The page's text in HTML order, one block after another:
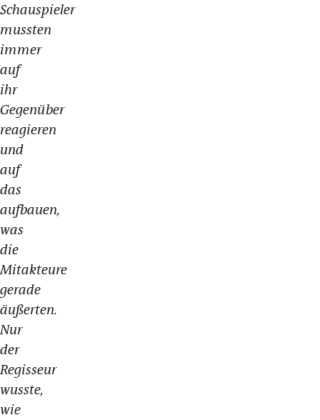
Schauspieler
mussten
immer
auf
ihr
Gegenüber
reagieren
und
auf
das
aufbauen,
was
die
Mitakteure
gerade
äußerten.
Nur
der
Regisseur
wusste,
wie